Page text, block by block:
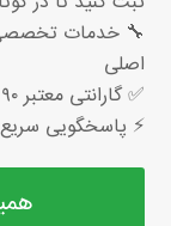
🔧 خدمات تخصصی
اصلی
✅ گارانتی معتبر ۹۰ روزه برای تمام خدمات
⚡ پاسخگویی